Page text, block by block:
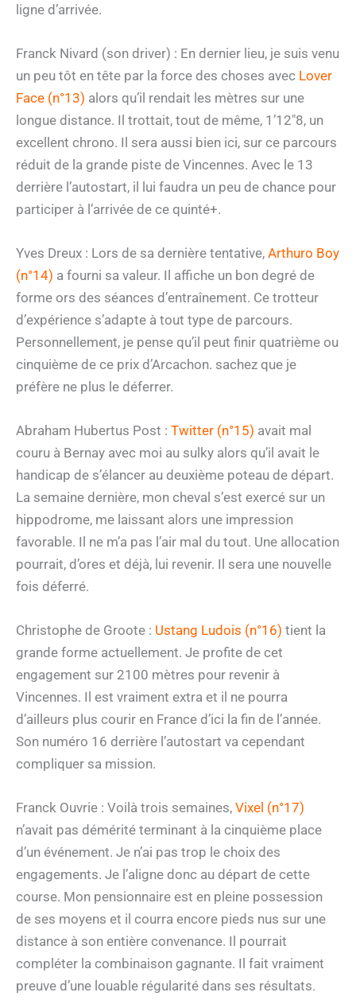
ligne d’arrivée.
Franck Nivard (son driver) : En dernier lieu, je suis venu
un peu tôt en tête par la force des choses avec Lover
Face (n°13) alors qu’il rendait les mètres sur une
longue distance. Il trottait, tout de même, 1’12″8, un
excellent chrono. Il sera aussi bien ici, sur ce parcours
réduit de la grande piste de Vincennes. Avec le 13
derrière l’autostart, il lui faudra un peu de chance pour
participer à l’arrivée de ce quinté+.
Yves Dreux : Lors de sa dernière tentative, Arthuro Boy
(n°14) a fourni sa valeur. Il affiche un bon degré de
forme ors des séances d’entraînement. Ce trotteur
d’expérience s’adapte à tout type de parcours.
Personnellement, je pense qu’il peut finir quatrième ou
cinquième de ce prix d’Arcachon. sachez que je
préfère ne plus le déferrer.
Abraham Hubertus Post : Twitter (n°15) avait mal
couru à Bernay avec moi au sulky alors qu’il avait le
handicap de s’élancer au deuxième poteau de départ.
La semaine dernière, mon cheval s’est exercé sur un
hippodrome, me laissant alors une impression
favorable. Il ne m’a pas l’air mal du tout. Une allocation
pourrait, d’ores et déjà, lui revenir. Il sera une nouvelle
fois déferré.
Christophe de Groote : Ustang Ludois (n°16) tient la
grande forme actuellement. Je profite de cet
engagement sur 2100 mètres pour revenir à
Vincennes. Il est vraiment extra et il ne pourra
d’ailleurs plus courir en France d’ici la fin de l’année.
Son numéro 16 derrière l’autostart va cependant
compliquer sa mission.
Franck Ouvrie : Voilà trois semaines, Vixel (n°17)
n’avait pas démérité terminant à la cinquième place
d’un événement. Je n’ai pas trop le choix des
engagements. Je l’aligne donc au départ de cette
course. Mon pensionnaire est en pleine possession
de ses moyens et il courra encore pieds nus sur une
distance à son entière convenance. Il pourrait
compléter la combinaison gagnante. Il fait vraiment
preuve d’une louable régularité dans ses résultats.